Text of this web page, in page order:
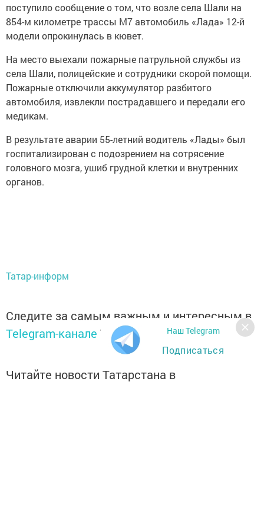
поступило сообщение о том, что возле села Шали на
854-м километре трассы М7 автомобиль «Лада» 12-й
модели опрокинулась в кювет.
На место выехали пожарные патрульной службы из
села Шали, полицейские и сотрудники скорой помощи.
Пожарные отключили аккумулятор разбитого
автомобиля, извлекли пострадавшего и передали его
медикам.
В результате аварии 55-летний водитель «Лады» был
госпитализирован с подозрением на сотрясение
головного мозга, ушиб грудной клетки и внутренних
органов.
Татар-информ
Следите за самым важным и интересным в
Telegram-канале Татмедиа
Читайте новости Татарстана в
Наш Telegram
Подписаться